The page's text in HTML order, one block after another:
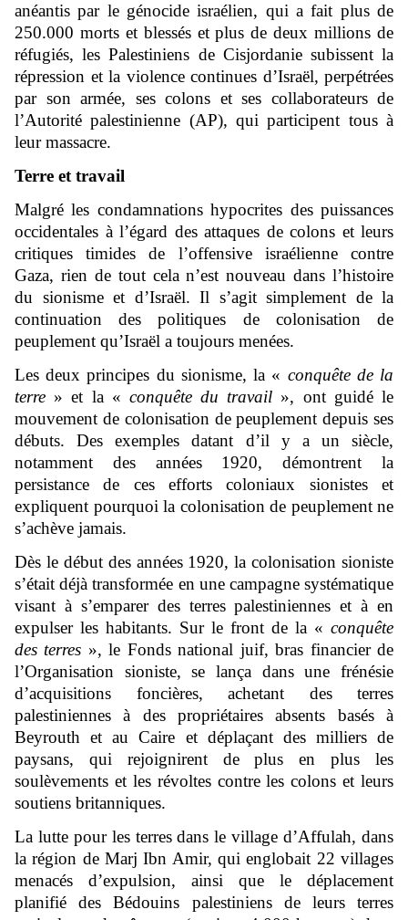
anéantis par le génocide israélien, qui a fait plus de
250.000 morts et blessés et plus de deux millions de
réfugiés, les Palestiniens de Cisjordanie subissent la
répression et la violence continues d’Israël, perpétrées
par son armée, ses colons et ses collaborateurs de
l’Autorité palestinienne (AP), qui participent tous à
leur massacre.
Terre et travail
Malgré les condamnations hypocrites des puissances
occidentales à l’égard des attaques de colons et leurs
critiques timides de l’offensive israélienne contre
Gaza, rien de tout cela n’est nouveau dans l’histoire
du sionisme et d’Israël. Il s’agit simplement de la
continuation des politiques de colonisation de
peuplement qu’Israël a toujours menées.
Les deux principes du sionisme, la « conquête de la
terre » et la « conquête du travail », ont guidé le
mouvement de colonisation de peuplement depuis ses
débuts. Des exemples datant d’il y a un siècle,
notamment des années 1920, démontrent la
persistance de ces efforts coloniaux sionistes et
expliquent pourquoi la colonisation de peuplement ne
s’achève jamais.
Dès le début des années 1920, la colonisation sioniste
s’était déjà transformée en une campagne systématique
visant à s’emparer des terres palestiniennes et à en
expulser les habitants. Sur le front de la « conquête
des terres », le Fonds national juif, bras financier de
l’Organisation sioniste, se lança dans une frénésie
d’acquisitions foncières, achetant des terres
palestiniennes à des propriétaires absents basés à
Beyrouth et au Caire et déplaçant des milliers de
paysans, qui rejoignirent de plus en plus les
soulèvements et les révoltes contre les colons et leurs
soutiens britanniques.
La lutte pour les terres dans le village d’Affulah, dans
la région de Marj Ibn Amir, qui englobait 22 villages
menacés d’expulsion, ainsi que le déplacement
planifié des Bédouins palestiniens de leurs terres